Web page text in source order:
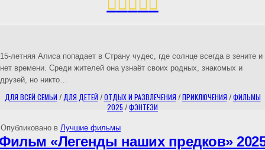
15-летняя Алиса попадает в Страну чудес, где солнце всегда в зените и
нет времени. Среди жителей она узнаёт своих родных, знакомых и
друзей, но никто…
ДЛЯ ВСЕЙ СЕМЬИ / ДЛЯ ДЕТЕЙ /ОТДЫХ И РАЗВЛЕЧЕНИЯ /ПРИКЛЮЧЕНИЯ /ФИЛЬМЫ
2025 /ФЭНТЕЗИ
Опубликовано в Лучшие фильмы
«Легенды наших предков»